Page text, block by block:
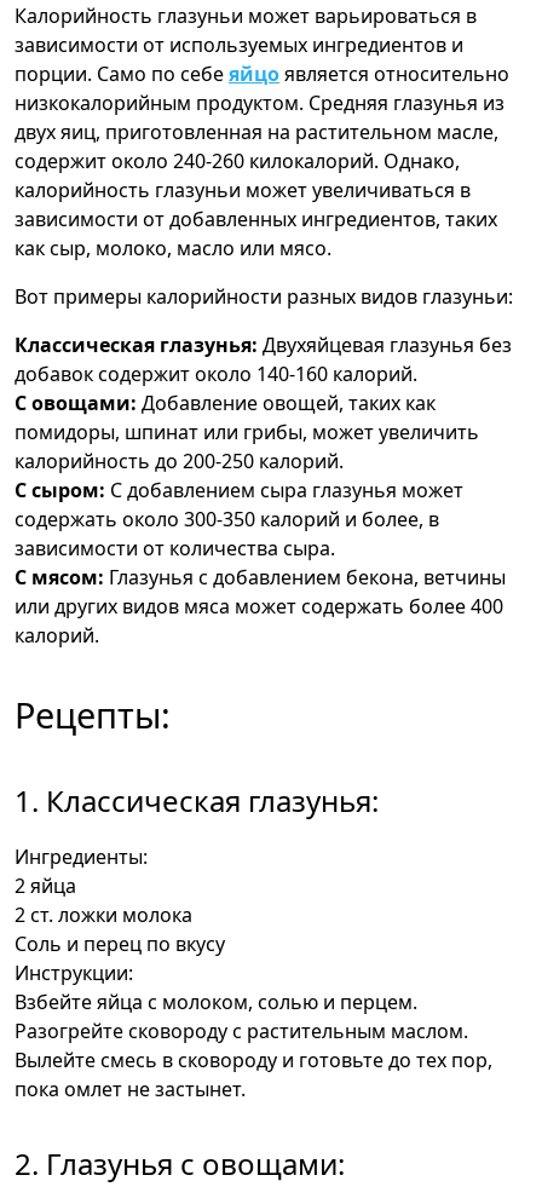
Калорийность глазуньи может варьироваться в
зависимости от используемых ингредиентов и
порции. Само по себеяйцоявляется относительно
низкокалорийным продуктом. Средняя глазунья из
двух яиц, приготовленная на растительном масле,
содержит около 240-260 килокалорий. Однако,
калорийность глазуньи может увеличиваться в
зависимости от добавленных ингредиентов, таких
как сыр, молоко, масло или мясо.
Вот примеры калорийности разных видов глазуньи:
Классическая глазунья: Двухяйцевая глазунья без
добавок содержит около 140-160 калорий.
С овощами: Добавление овощей, таких как
помидоры, шпинат или грибы, может увеличить
калорийность до 200-250 калорий.
С сыром: С добавлением сыра глазунья может
содержать около 300-350 калорий и более, в
зависимости от количества сыра.
С мясом: Глазунья с добавлением бекона, ветчины
или других видов мяса может содержать более 400
калорий.
Рецепты:
1. Классическая глазунья:
Ингредиенты:
2 яйца
2 ст. ложки молока
Соль и перец по вкусу
Инструкции:
Взбейте яйца с молоком, солью и перцем.
Разогрейте сковороду с растительным маслом.
Вылейте смесь в сковороду и готовьте до тех пор,
пока омлет не застынет.
2. Глазунья с овощами: